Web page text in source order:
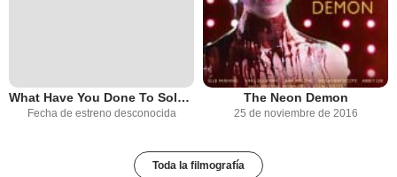
What Have You Done To Solange?
Fecha de estreno desconocida
The Neon Demon
25 de noviembre de 2016
Toda la filmografía